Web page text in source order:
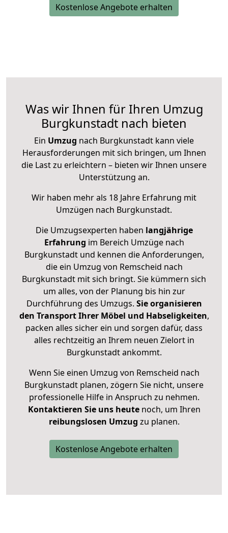
Kostenlose Angebote erhalten
Was wir Ihnen für Ihren Umzug
Burgkunstadt nach bieten
Ein Umzug nach Burgkunstadt kann viele
Herausforderungen mit sich bringen, um Ihnen
die Last zu erleichtern – bieten wir Ihnen unsere
Unterstützung an.
Wir haben mehr als 18 Jahre Erfahrung mit
Umzügen nach Burgkunstadt.
Die Umzugsexperten haben langjährige
Erfahrung im Bereich Umzüge nach
Burgkunstadt und kennen die Anforderungen,
die ein Umzug von Remscheid nach
Burgkunstadt mit sich bringt. Sie kümmern sich
um alles, von der Planung bis hin zur
Durchführung des Umzugs. Sie organisieren
den Transport Ihrer Möbel und Habseligkeiten,
packen alles sicher ein und sorgen dafür, dass
alles rechtzeitig an Ihrem neuen Zielort in
Burgkunstadt ankommt.
Wenn Sie einen Umzug von Remscheid nach
Burgkunstadt planen, zögern Sie nicht, unsere
professionelle Hilfe in Anspruch zu nehmen.
Kontaktieren Sie uns heutenoch, um Ihren
reibungslosen Umzug zu planen.
Kostenlose Angebote erhalten